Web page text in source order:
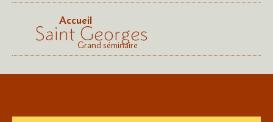
Accueil
Saint Georges
Grand séminaire